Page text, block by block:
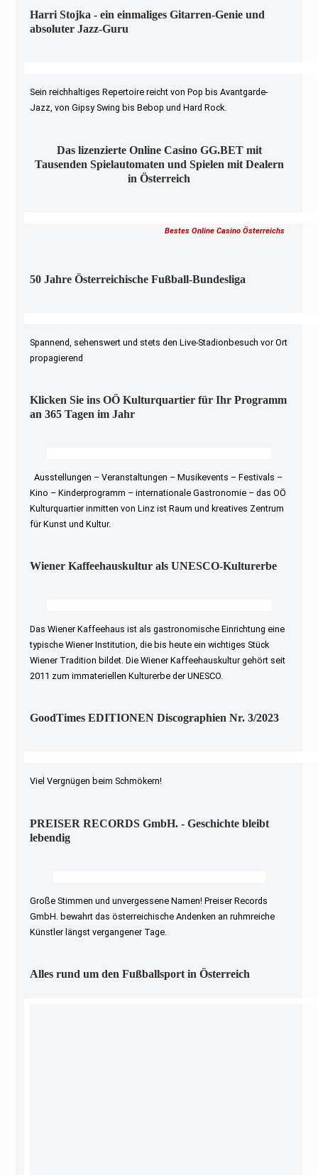
Harri Stojka - ein einmaliges Gitarren-Genie und
absoluter Jazz-Guru
Sein reichhaltiges Repertoire reicht von Pop bis Avantgarde-
Jazz, von Gipsy Swing bis Bebop und Hard Rock.
Das lizenzierte Online Casino GG.BET mit
Tausenden Spielautomaten und Spielen mit Dealern
in Österreich
Bestes Online Casino Österreichs
50 Jahre Österreichische Fußball-Bundesliga
Spannend, sehenswert und stets den Live-Stadionbesuch vor Ort
propagierend
Klicken Sie ins OÖ Kulturquartier für Ihr Programm
an 365 Tagen im Jahr
Ausstellungen – Veranstaltungen – Musikevents – Festivals –
Kino – Kinderprogramm – internationale Gastronomie – das OÖ
Kulturquartier inmitten von Linz ist Raum und kreatives Zentrum
für Kunst und Kultur.
Wiener Kaffeehauskultur als UNESCO-Kulturerbe
Das Wiener Kaffeehaus ist als gastronomische Einrichtung eine
typische Wiener Institution, die bis heute ein wichtiges Stück
Wiener Tradition bildet. Die Wiener Kaffeehauskultur gehört seit
2011 zum immateriellen Kulturerbe der UNESCO.
GoodTimes EDITIONEN Discographien Nr. 3/2023
Viel Vergnügen beim Schmökern!
PREISER RECORDS GmbH. - Geschichte bleibt
lebendig
Große Stimmen und unvergessene Namen! Preiser Records
GmbH. bewahrt das österreichische Andenken an ruhmreiche
Künstler längst vergangener Tage.
Alles rund um den Fußballsport in Österreich